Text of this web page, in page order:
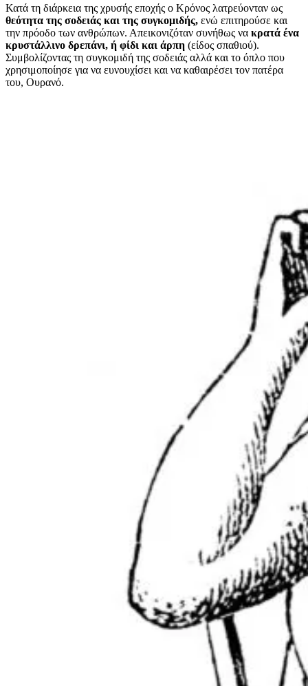
Κατά τη διάρκεια της χρυσής εποχής ο Κρόνος λατρεύονταν ως
θεότητα της σοδειάς και της συγκομιδής, ενώ επιτηρούσε και
την πρόοδο των ανθρώπων. Απεικονιζόταν συνήθως να κρατά ένα
κρυστάλλινο δρεπάνι, ή φίδι και άρπη (είδος σπαθιού).
Συμβολίζοντας τη συγκομιδή της σοδειάς αλλά και το όπλο που
χρησιμοποίησε για να ευνουχίσει και να καθαιρέσει τον πατέρα
του, Ουρανό.